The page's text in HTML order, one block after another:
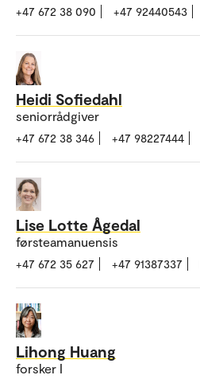
+47 672 38 090 +47 92440543
Heidi Sofiedahl
seniorrådgiver
+47 672 38 346 +47 98227444
Lise Lotte Ågedal
førsteamanuensis
+47 672 35 627 +47 91387337
Lihong Huang
forsker I